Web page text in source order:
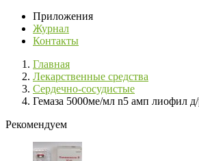
Приложения
Журнал
Контакты
Главная
Лекарственные средства
Сердечно-сосудистые
Гемаза 5000ме/мл n5 амп лиофил
Рекомендуем